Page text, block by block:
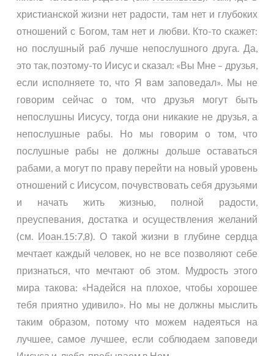
христианской жизни нет радости, там нет и глубоких
отношений с Богом, там нет и любви. Кто-то скажет:
но послушный раб лучше непослушного друга. Да,
это так, поэтому-то Иисус и сказал: «Вы Мне – друзья,
если исполняете то, что Я вам заповедал». Мы не
говорим сейчас о том, что друзья могут быть
непослушны Иисусу, тогда они никакие не друзья, а
непослушные рабы. Но мы говорим о том, что
послушные рабы не должны дольше оставаться
рабами, а могут по праву перейти на новый уровень
отношений с Иисусом, почувствовать себя друзьями
и начать жить жизнью, полной радости,
преуспевания, достатка и осуществления желаний
(см. Иоан.15:7,8). О такой жизни в глубине сердца
мечтает каждый человек, но не все позволяют себе
признаться, что мечтают об этом. Мудрость этого
мира такова: «Надейся на плохое, чтобы хорошее
тебя приятно удивило». Но мы не должны мыслить
таким образом, потому что можем надеяться на
лучшее, самое лучшее, если соблюдаем заповеди